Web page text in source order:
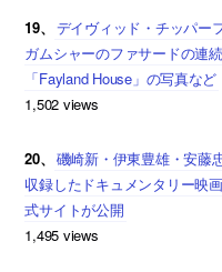
19、 デイヴィッド・チッパー
ガムシャーのファサードの連
「Fayland House」の写真など
1,502 views
20、 磯崎新・伊東豊雄・安藤
収録したドキュメンタリー映
式サイトが公開
1,495 views